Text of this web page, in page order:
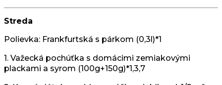
Streda
Polievka: Frankfurtská s párkom (0,3l)*1
1. Važecká pochúťka s domácimi zemiakovými
plackami a syrom (100g+150g)*1,3,7